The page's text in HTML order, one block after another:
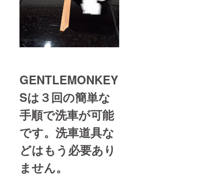
GENTLEMONKEY
Sは３回の簡単な
手順で洗車が可能
です。洗車道具な
どはもう必要あり
ません。